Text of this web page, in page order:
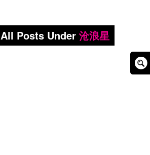
All Posts Under 沧浪星